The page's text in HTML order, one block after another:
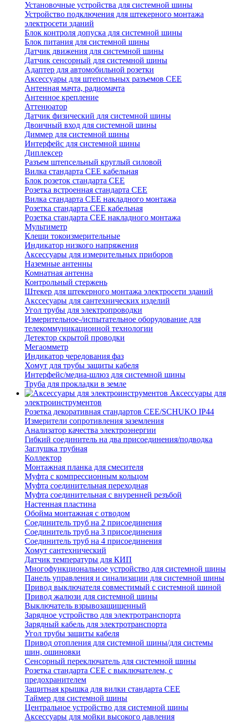
Установочные устройства для системной шины
Устройство подключения для штекерного монтажа
электросети зданий
Блок контроля допуска для системной шины
Блок питания для системной шины
Датчик движения для системной шины
Датчик сенсорный для системной шины
Адаптер для автомобильной розетки
Аксессуары для штепсельных разъемов CEE
Антенная мачта, радиомачта
Антенное крепление
Аттенюатор
Датчик физический для системной шины
Двоичный вход для системной шины
Диммер для системной шины
Интерфейс для системной шины
Диплексер
Разъем штепсельный круглый силовой
Вилка стандарта CEE кабельная
Блок розеток стандарта CEE
Розетка встроенная стандарта CEE
Вилка стандарта CEE накладного монтажа
Розетка стандарта СЕЕ кабельная
Розетка стандарта СЕЕ накладного монтажа
Мультиметр
Клещи токоизмерительные
Индикатор низкого напряжения
Аксессуары для измерительных приборов
Наземные антенны
Комнатная антенна
Контрольный стержень
Штекер для штекерного монтажа электросети зданий
Акссесуары для сантехнических изделий
Угол трубы для электропроводки
Измерительное-/испытательное оборудование для
телекоммуникационной технологии
Детектор скрытой проводки
Мегаомметр
Индикатор чередования фаз
Хомут для трубы защиты кабеля
Интерфейс/медиа-шлюз для системной шины
Труба для прокладки в земле
Аксессуары для
электроинструментов
Розетка декоративная стандартов CEE/SCHUKO IP44
Измерители сопротивления заземления
Анализатор качества электроэнергии
Гибкий соединитель на два присоединения/подводка
Заглушка трубная
Коллектор
Монтажная планка для смесителя
Муфта с компрессионным кольцом
Муфта соединительная переходная
Муфта соединительная с внуренней резъбой
Настенная пластина
Обойма монтажная с отводом
Соединитель труб на 2 присоединения
Соединитель труб на 3 присоединения
Соединитель труб на 4 присоединения
Хомут сантехнический
Датчик температуры для КИП
Многофункциональное устройство для системной шины
Панель управления и синализации для системной шины
Привод выключателя совместимый с системной шиной
Привод жалюзи для системной шины
Выключатель взрывозащищенный
Зарядное устройство для электротранспорта
Зарядный кабель для электротранспорта
Угол трубы защиты кабеля
Привод отопления для системной шины/для системы
шин, ошиновки
Сенсорный переключатель для системной шины
Розетка стандарта СЕЕ с выключателем, с
предохранителем
Защитная крышка для вилки стандарта CEE
Таймер для системной шины
Центральное устройство для системной шины
Аксессуары для мойки высокого давления